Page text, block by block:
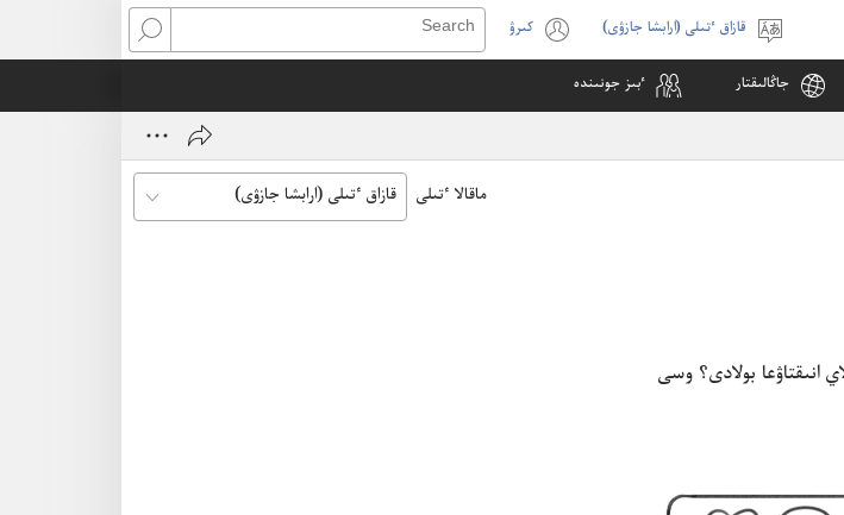
ٴتىلدى
تاڭداۋ
قازاق ٴتىلى (ارابشا جازۋى) كىرۋ
(opens
Search
جاڭالىقتار ٴ‌بىز جونىندە
ماقالا ٴتىلى
انىقتاۋعا بولادى؟‏ وسى